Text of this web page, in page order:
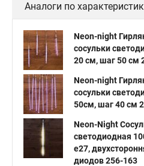
Аналоги по
Neon-night
сосульки
20 см, шаг 50 см
Neon-night
сосульки
50см, шаг 40 см
Neon-Night
светодиодная
e27,
диодов 256-163